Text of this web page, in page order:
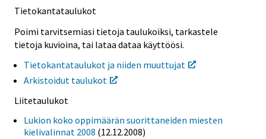
Tietokantataulukot
Poimi tarvitsemiasi tietoja taulukoiksi, tarkastele
tietoja kuvioina, tai lataa dataa käyttöösi.
Tietokantataulukot ja niiden muuttujat
Arkistoidut taulukot
Liitetaulukot
Lukion koko oppimäärän suorittaneiden miesten
kielivalinnat 2008 (12.12.2008)